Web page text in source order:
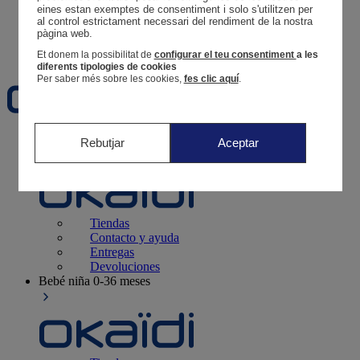
Tus pedidos
Cesta
Favoritos
Recién nacido0-12 meses
Tiendas
Contacto y ayuda
Entregas
Devoluciones
Bebé niña 0-36 meses
eines estan exemptes de consentiment i solo s'utilitzen per
al control estrictament necessari del rendiment de la nostra
pàgina web.
Et donem la possibilitat de configurar el teu consentiment a les
diferents tipologies de cookies
Per saber més sobre les cookies, fes clic aquí.
Rebutjar Aceptar